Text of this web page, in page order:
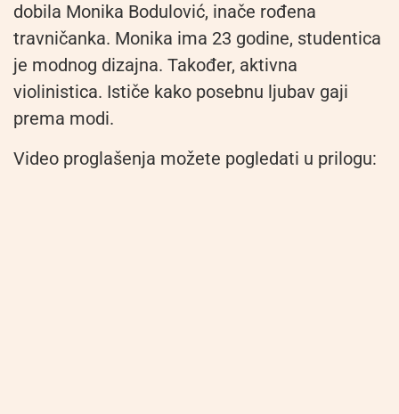
dobila Monika Bodulović, inače rođena
travničanka. Monika ima 23 godine, studentica
je modnog dizajna. Također, aktivna
violinistica. Ističe kako posebnu ljubav gaji
prema modi.
Video proglašenja možete pogledati u prilogu: